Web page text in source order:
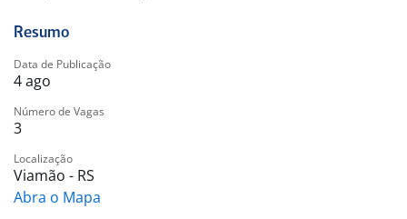
Resumo
Data de Publicação
4 ago
Número de Vagas
3
Localização
Viamão - RS
Abra o Mapa